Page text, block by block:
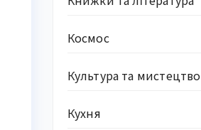
Космос
Культура та мистецтво
Кухня